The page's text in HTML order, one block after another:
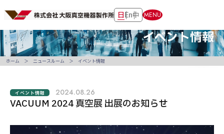
日En中 MENU
イベント情報
VACUUM 2024 真空展 出展のお知らせ
イベント情報 2024.08.26
ホーム ニュースルーム イベント情報